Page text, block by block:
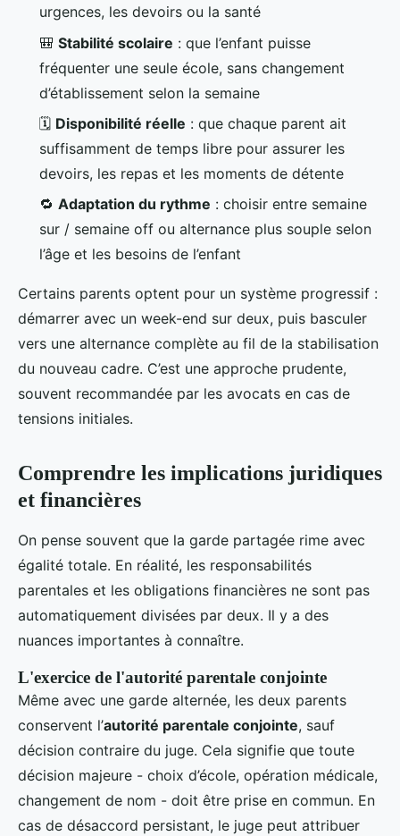
urgences, les devoirs ou la santé
🎒 Stabilité scolaire : que l’enfant puisse
fréquenter une seule école, sans changement
d’établissement selon la semaine
🗓️ Disponibilité réelle : que chaque parent ait
suffisamment de temps libre pour assurer les
devoirs, les repas et les moments de détente
🔁 Adaptation du rythme : choisir entre semaine
sur / semaine off ou alternance plus souple selon
l’âge et les besoins de l’enfant
Certains parents optent pour un système progressif :
démarrer avec un week-end sur deux, puis basculer
vers une alternance complète au fil de la stabilisation
du nouveau cadre. C’est une approche prudente,
souvent recommandée par les avocats en cas de
tensions initiales.
Comprendre les implications juridiques
et financières
On pense souvent que la garde partagée rime avec
égalité totale. En réalité, les responsabilités
parentales et les obligations financières ne sont pas
automatiquement divisées par deux. Il y a des
nuances importantes à connaître.
L'exercice de l'autorité parentale conjointe
Même avec une garde alternée, les deux parents
conservent l’autorité parentale conjointe, sauf
décision contraire du juge. Cela signifie que toute
décision majeure - choix d’école, opération médicale,
changement de nom - doit être prise en commun. En
cas de désaccord persistant, le juge peut attribuer